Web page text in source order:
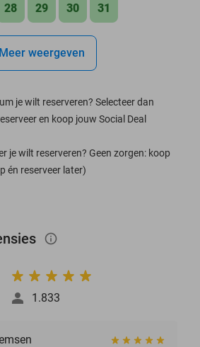
28 29 30 31
Meer weergeven
je wilt reserveren? Selecteer dan
en koop jouw Social Deal
je wilt reserveren? Geen zorgen: koop
én reserveer later)
info_outlined
1.833